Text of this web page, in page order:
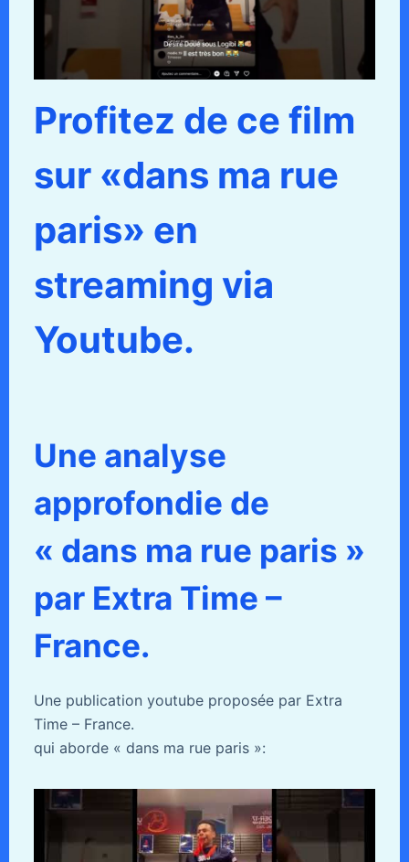
Profitez de ce film
sur «dans ma rue
paris» en
streaming via
Youtube.
Une analyse
approfondie de
« dans ma rue paris »
par Extra Time –
France.
Une publication youtube proposée par Extra
Time – France.
qui aborde « dans ma rue paris »: